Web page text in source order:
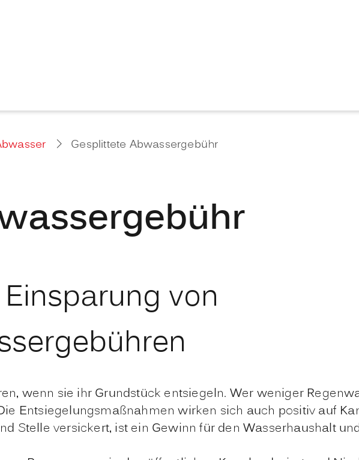
Gesplittete Abwassergebühr
von
wenn sie ihr Grundstück entsiegeln. Wer weniger
Entsiegelungsmaßnahmen wirken sich auch positiv auf
Stelle versickert, ist ein Gewinn für den Wasserhaushalt